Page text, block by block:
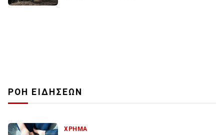
ΡΟΗ ΕΙΔΗΣΕΩΝ
ΧΡΗΜΑ